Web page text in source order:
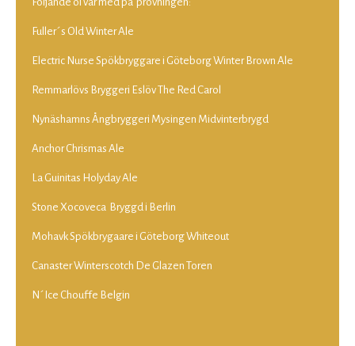
Fuller´s Old Winter Ale
Electric Nurse Spökbryggare i Göteborg Winter Brown Ale
Remmarlövs Bryggeri Eslöv The Red Carol
Nynäshamns Ångbryggeri Mysingen Midvinterbrygd
Anchor Chrismas Ale
La Guinitas Holyday Ale
Stone Xocoveca Bryggd i Berlin
Mohavk Spökbrygaare i Göteborg Whiteout
Canaster Winterscotch De Glazen Toren
N´Ice Chouffe Belgin